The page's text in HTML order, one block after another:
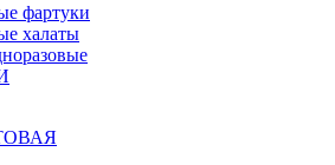
фартуки
халаты